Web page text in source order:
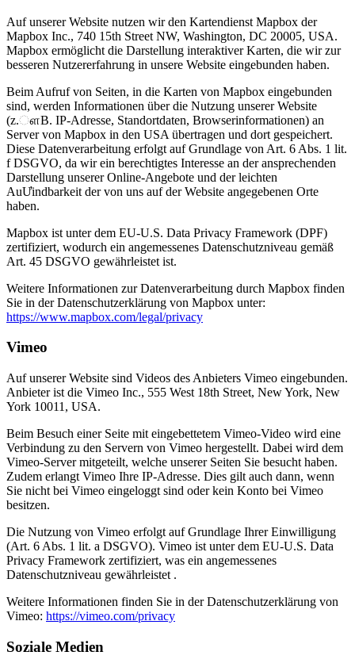
Auf unserer Website nutzen wir den Kartendienst Mapbox der
Mapbox Inc., 740 15th Street NW, Washington, DC 20005, USA.
Mapbox ermöglicht die Darstellung interaktiver Karten, die wir zur
besseren Nutzererfahrung in unsere Website eingebunden haben.
Beim Aufruf von Seiten, in die Karten von Mapbox eingebunden
sind, werden Informationen über die Nutzung unserer Website
(z.ௗB. IP-Adresse, Standortdaten, Browserinformationen) an
Server von Mapbox in den USA übertragen und dort gespeichert.
Diese Datenverarbeitung erfolgt auf Grundlage von Art. 6 Abs. 1 lit.
f DSGVO, da wir ein berechtigtes Interesse an der ansprechenden
Darstellung unserer Online-Angebote und der leichten
AuƯindbarkeit der von uns auf der Website angegebenen Orte
haben.
Mapbox ist unter dem EU-U.S. Data Privacy Framework (DPF)
zertifiziert, wodurch ein angemessenes Datenschutzniveau gemäß
Art. 45 DSGVO gewährleistet ist.
Weitere Informationen zur Datenverarbeitung durch Mapbox finden
Sie in der Datenschutzerklärung von Mapbox unter:
https://www.mapbox.com/legal/privacy
Vimeo
Auf unserer Website sind Videos des Anbieters Vimeo eingebunden.
Anbieter ist die Vimeo Inc., 555 West 18th Street, New York, New
York 10011, USA.
Beim Besuch einer Seite mit eingebettetem Vimeo-Video wird eine
Verbindung zu den Servern von Vimeo hergestellt. Dabei wird dem
Vimeo-Server mitgeteilt, welche unserer Seiten Sie besucht haben.
Zudem erlangt Vimeo Ihre IP-Adresse. Dies gilt auch dann, wenn
Sie nicht bei Vimeo eingeloggt sind oder kein Konto bei Vimeo
besitzen.
Die Nutzung von Vimeo erfolgt auf Grundlage Ihrer Einwilligung
(Art. 6 Abs. 1 lit. a DSGVO). Vimeo ist unter dem EU-U.S. Data
Privacy Framework zertifiziert, was ein angemessenes
Datenschutzniveau gewährleistet .
Weitere Informationen finden Sie in der Datenschutzerklärung von
Vimeo: https://vimeo.com/privacy
Soziale Medien